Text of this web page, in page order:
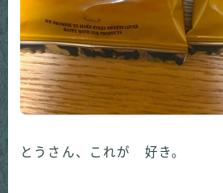
とうさん、これが 好き。